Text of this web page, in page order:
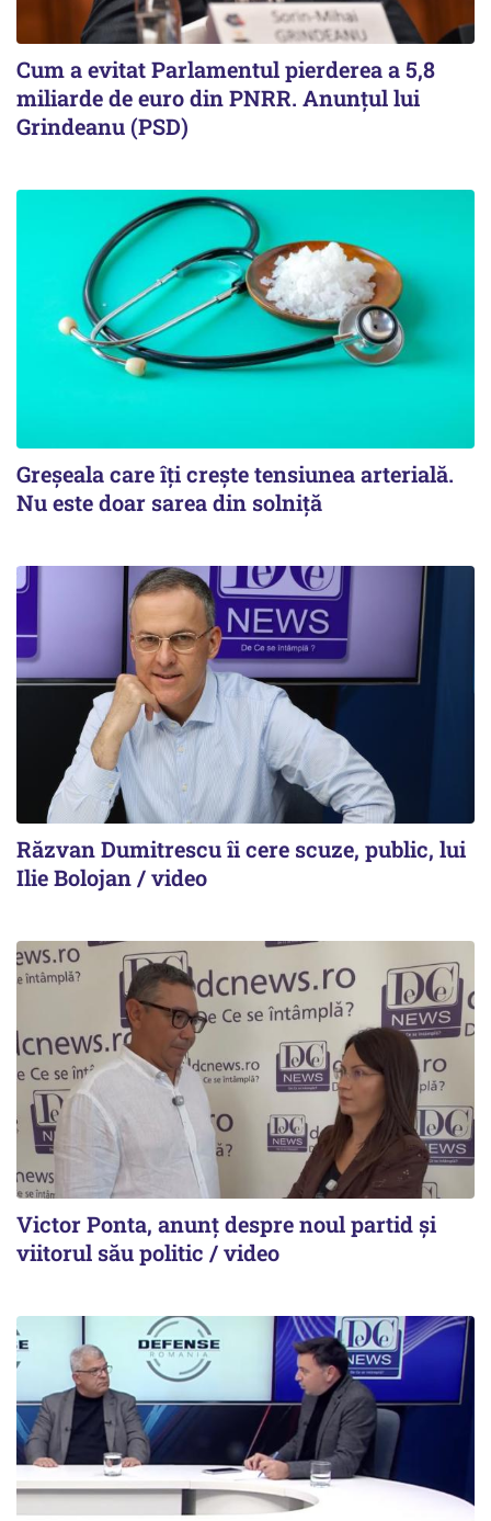
Cum a evitat Parlamentul pierderea a 5,8
miliarde de euro din PNRR. Anunțul lui
Grindeanu (PSD)
Greșeala care îți crește tensiunea arterială.
Nu este doar sarea din solniță
Răzvan Dumitrescu îi cere scuze, public, lui
Ilie Bolojan / video
Victor Ponta, anunț despre noul partid și
viitorul său politic / video